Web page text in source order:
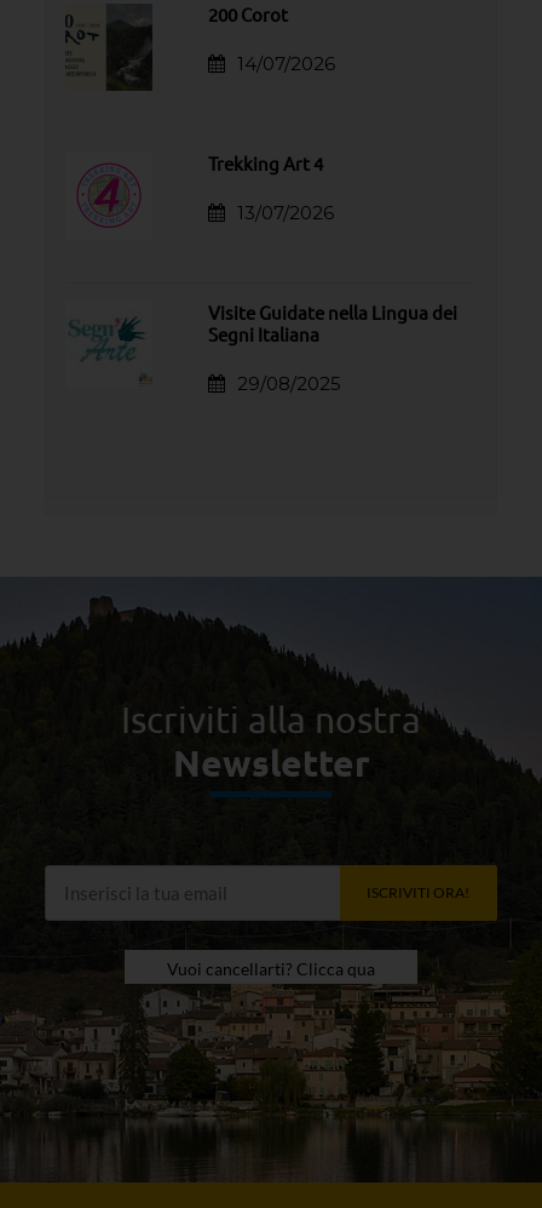
200 Corot
14/07/2026
Trekking Art 4
13/07/2026
Visite Guidate nella Lingua dei
Segni Italiana
29/08/2025
Iscriviti alla nostra
Newsletter
ISCRIVITI ORA!
Vuoi cancellarti? Clicca qua